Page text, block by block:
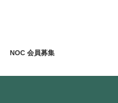
NOC 会員募集